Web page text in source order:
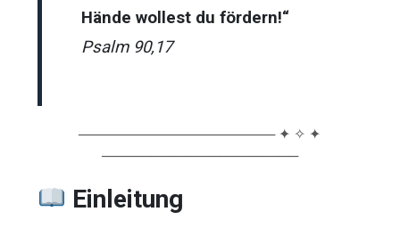
Hände wollest du fördern!“
Psalm 90,17
──────────────────── ✦ ✧ ✦
────────────────────
Einleitung